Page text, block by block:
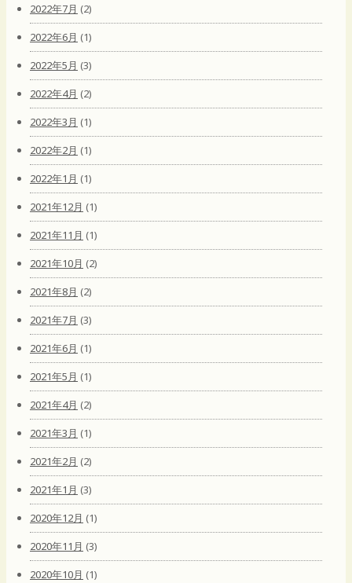
2022年7月 (2)
2022年6月 (1)
2022年5月 (3)
2022年4月 (2)
2022年3月 (1)
2022年2月 (1)
2022年1月 (1)
2021年12月 (1)
2021年11月 (1)
2021年10月 (2)
2021年8月 (2)
2021年7月 (3)
2021年6月 (1)
2021年5月 (1)
2021年4月 (2)
2021年3月 (1)
2021年2月 (2)
2021年1月 (3)
2020年12月 (1)
2020年11月 (3)
2020年10月 (1)